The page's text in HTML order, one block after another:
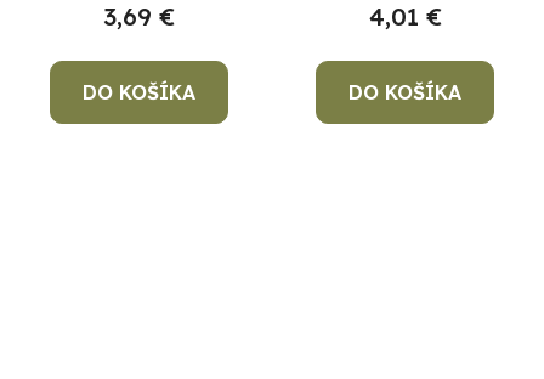
3,69 €
DO KOŠÍKA
4,01 €
DO KOŠÍKA